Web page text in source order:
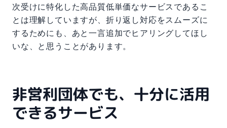
次受けに特化した高品質低単価なサービスであるこ
とは理解していますが、折り返し対応をスムーズに
するためにも、あと一言追加でヒアリングしてほし
いな、と思うことがあります。
非営利団体でも、十分に活用
できるサービス